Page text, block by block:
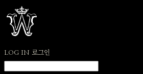
LOG IN 로그인